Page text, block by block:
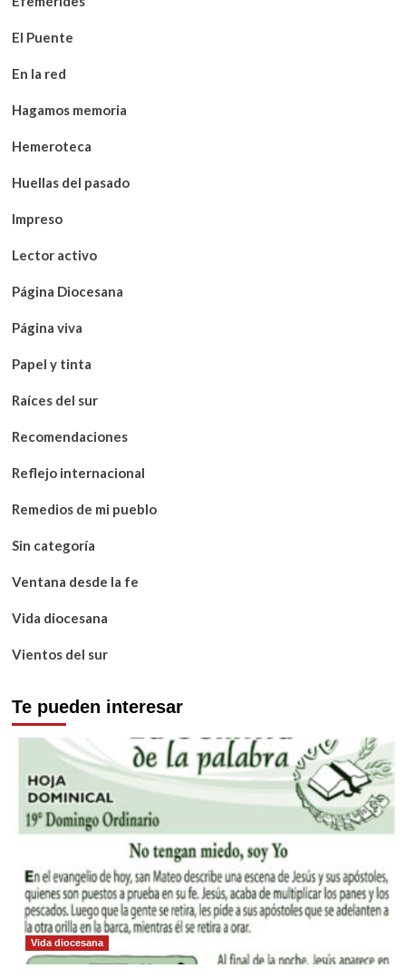
El Puente
En la red
Hagamos memoria
Hemeroteca
Huellas del pasado
Impreso
Lector activo
Página Diocesana
Página viva
Papel y tinta
Raíces del sur
Recomendaciones
Reflejo internacional
Remedios de mi pueblo
Sin categoría
Ventana desde la fe
Vida diocesana
Vientos del sur
Te pueden interesar
Vida diocesana